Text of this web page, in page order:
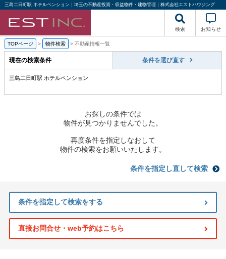
三島二日町駅 ホテルペンション｜埼玉の不動産投資・収益物件・建物管理｜株式会社エストハウジング
検索 お知らせ
TOPページ > 物件検索 > 不動産情報一覧
現在の検索条件 条件を選び直す
三島二日町駅 ホテルペンション
お探しの条件では
物件が見つかりませんでした。
再度条件を指定しなおして
物件の検索をお願いいたします。
条件を指定し直して検索
条件を指定して検索をする
直接お問合せ・web予約はこちら